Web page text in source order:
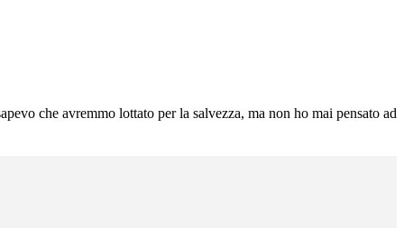
che avremmo lottato per la salvezza, ma non ho mai pensato ad